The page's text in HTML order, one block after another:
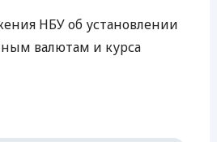
ЕЖЕМЕСЯЧНЫЙ ОБЗОР
НБУ об установлении
валютам и курса